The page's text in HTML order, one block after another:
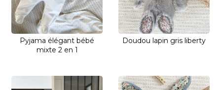
Pyjama élégant bébé
mixte 2 en 1
Doudou lapin gris liberty